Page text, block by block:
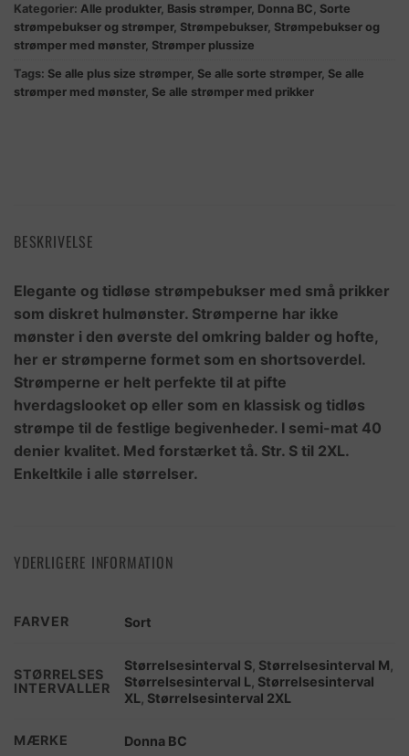
Kategorier: Alle produkter, Basis strømper, Donna BC Sorte
strømpebukser og strømper, Strømpebukser, Strømpebukser og
strømper med mønster, Strømper plussize
Tags: Se alle plus size strømper, Se alle sorte strømper, Se alle
strømper med mønster, Se alle strømper med prikker
BESKRIVELSE
Elegante og tidløse strømpebukser med små prikker
som diskret hulmønster. Strømperne har ikke
mønster i den øverste del omkring balder og hofte,
her er strømperne formet som en shortsoverdel.
Strømperne er helt perfekte til at pifte
hverdagslooket op eller som en klassisk og tidløs
strømpe til de festlige begivenheder. I semi-mat 40
denier kvalitet. Med forstærket tå. Str. S til 2XL.
Enkeltkile i alle størrelser.
YDERLIGERE INFORMATION
FARVER Sort
STØRRELSES
INTERVALLER
Størrelsesinterval S Størrelsesinterval M
Størrelsesinterval L Størrelsesinterval
XL Størrelsesinterval 2XL
MÆRKE Donna BC